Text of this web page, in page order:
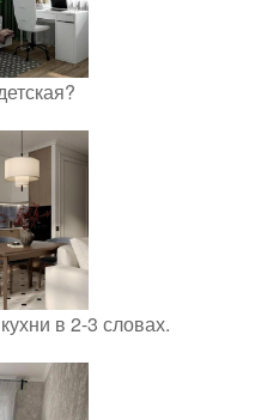
в 2-3 словах.